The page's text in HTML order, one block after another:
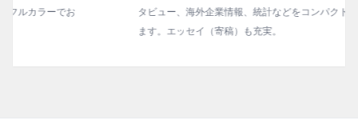
タビュー、海外企業情報、統計などをコンパクトに掲載してい
ます。エッセイ（寄稿）も充実。